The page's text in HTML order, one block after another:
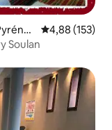
Évaluation
4,88 (153)
Soulan